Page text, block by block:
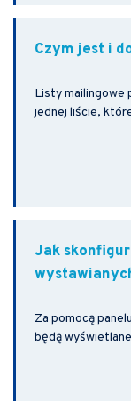
Czym jest i
Listy mailingowe
jednej liście,
Jak
Za pomocą
będą